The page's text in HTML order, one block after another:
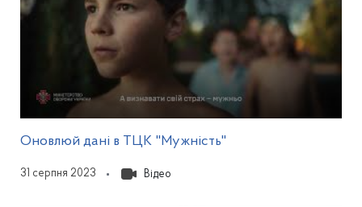
Оновлюй дані в ТЦК "Мужність"
31 серпня 2023 Відео